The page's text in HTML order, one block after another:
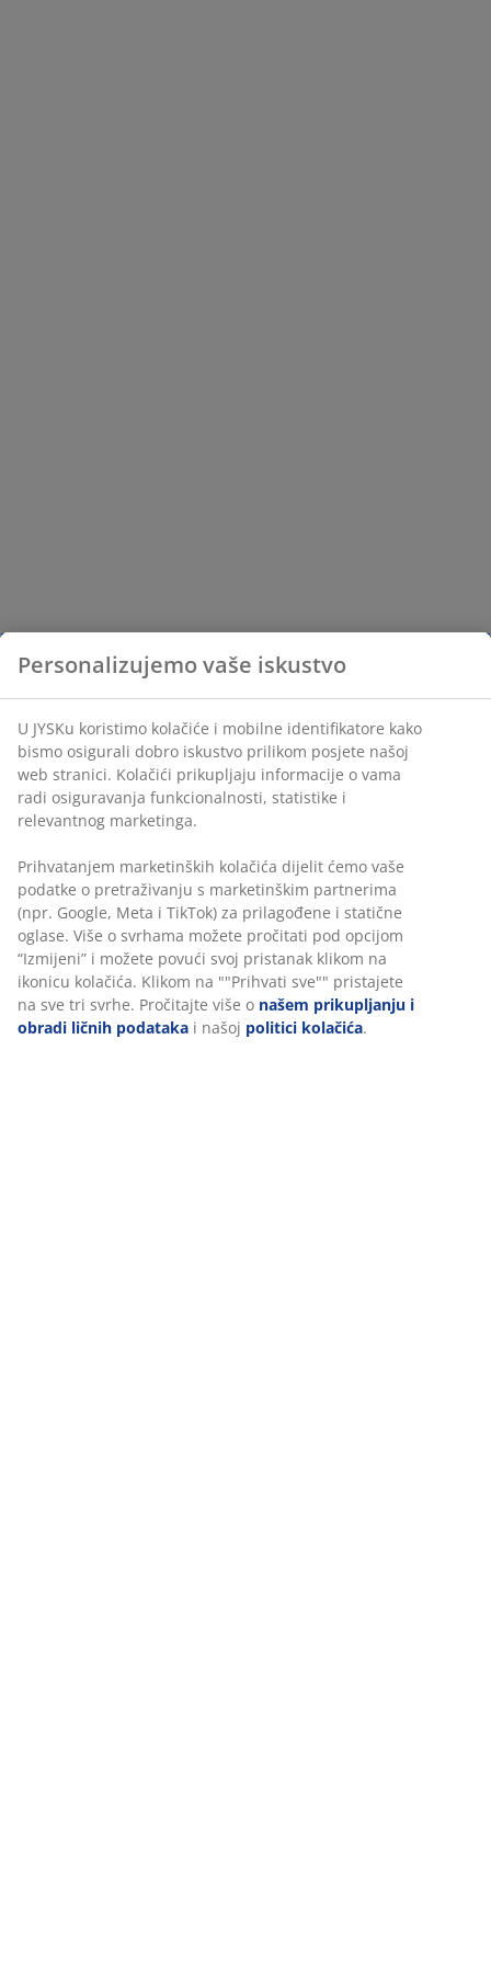
Personalizujemo vaše iskustvo
U JYSKu koristimo kolačiće i mobilne identifikatore kako
bismo osigurali dobro iskustvo prilikom posjete našoj
web stranici. Kolačići prikupljaju informacije o vama
radi osiguravanja funkcionalnosti, statistike i
relevantnog marketinga.
Prihvatanjem marketinških kolačića dijelit ćemo vaše
podatke o pretraživanju s marketinškim partnerima
(npr. Google, Meta i TikTok) za prilagođene i statične
oglase. Više o svrhama možete pročitati pod opcijom
“Izmijeni” i možete povući svoj pristanak klikom na
ikonicu kolačića. Klikom na ""Prihvati sve"" pristajete
na sve tri svrhe. Pročitajte više o našem prikupljanju i
obradi ličnih podataka i našoj politici kolačića.